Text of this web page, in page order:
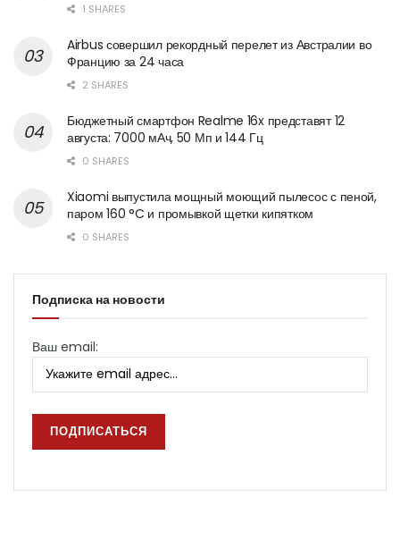
1 SHARES
Airbus совершил рекордный перелет из Австралии во
Францию за 24 часа
2 SHARES
Бюджетный смартфон Realme 16x представят 12
августа: 7000 мАч, 50 Мп и 144 Гц
0 SHARES
Xiaomi выпустила мощный моющий пылесос с пеной,
паром 160 °C и промывкой щетки кипятком
0 SHARES
Подписка на новости
Ваш email: